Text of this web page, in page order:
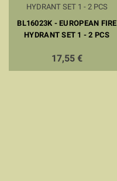
BL16023K - EUROPEAN FIRE
HYDRANT SET 1 - 2 PCS
17,55 €